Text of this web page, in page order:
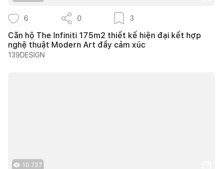
6 0 3
Căn hộ The Infiniti 175m2 thiết kế hiện đại kết hợp
nghệ thuật Modern Art đầy cảm xúc
139DESIGN
10.737